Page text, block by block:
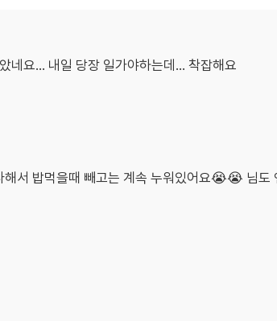
네요... 내일 당장 일가야하는데... 착잡해요
서 밥먹을때 빼고는 계속 누워있어요😭😭 님도